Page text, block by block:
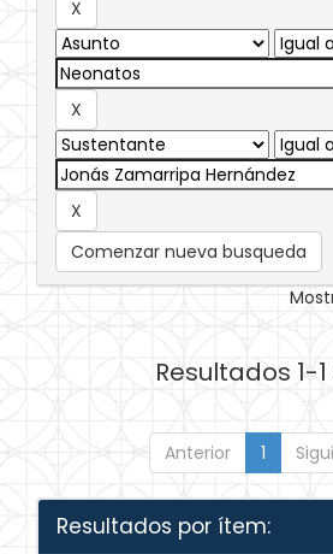
Comenzar nueva busqueda
Resultados 1-1
Anterior 1
Resultados por ítem: